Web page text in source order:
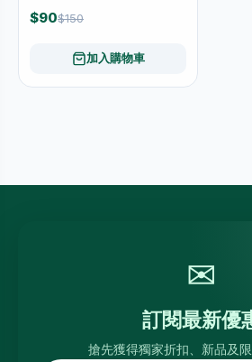
（原箱優惠📦）
$90$150
加入購物車
✉
訂閱最新優
搶先獲得獨家折扣、新品及